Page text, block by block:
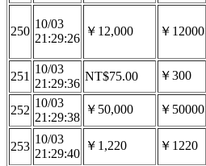
250
10/03
21:29:26
￥12,000 ￥12000
251
10/03
21:29:36
NT$75.00 ￥300
252
10/03
21:29:38
￥50,000 ￥50000
253
10/03
21:29:40
￥1,220 ￥1220